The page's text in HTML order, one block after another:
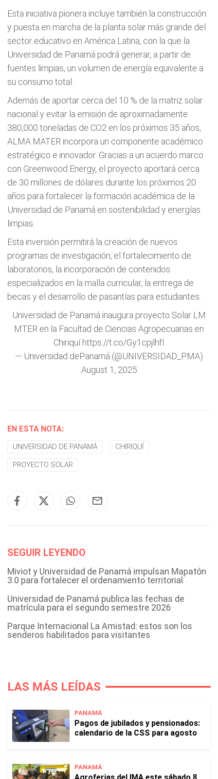
Esta iniciativa pionera incluye también la construcción
y puesta en marcha de la planta solar más grande del
sector educativo en América Latina, con la que la
Universidad de Panamá podrá generar, a partir de
fuentes limpias, un volumen de energía equivalente a
su consumo total.
Además de aportar cerca del 10 % de la matriz solar
nacional y evitar la emisión de aproximadamente
380,000 toneladas de CO2 en los próximos 35 años,
ALMA MATER incorpora un componente académico
estratégico e innovador. Gracias a un acuerdo marco
con Greenwood Energy, el proyecto aportará cerca
de 30 millones de dólares durante los próximos 20
años para fortalecer la formación académica de la
Universidad de Panamá en sostenibilidad y energías
limpias.
Esta inversión permitirá la creación de nuevos
programas de investigación, el fortalecimiento de
laboratorios, la incorporación de contenidos
especializados en la malla curricular, la entrega de
becas y el desarrollo de pasantías para estudiantes.
Universidad de Panamá inaugura proyecto Solar LM
MTER en la Facultad de Ciencias Agropecuarias en
Chiriquí https://t.co/Gy1cpjlhfI
— Universidad dePanamá (@UNIVERSIDAD_PMA)
August 1, 2025
EN ESTA NOTA:
UNIVERSIDAD DE PANAMÁ CHIRIQUÍ
PROYECTO SOLAR
SEGUIR LEYENDO
Miviot y Universidad de Panamá impulsan Mapatón
3.0 para fortalecer el ordenamiento territorial
Universidad de Panamá publica las fechas de
matrícula para el segundo semestre 2026
Parque Internacional La Amistad: estos son los
senderos habilitados para visitantes
LAS MÁS LEÍDAS
PANAMÁ
Pagos de jubilados y pensionados:
calendario de la CSS para agosto
PANAMÁ